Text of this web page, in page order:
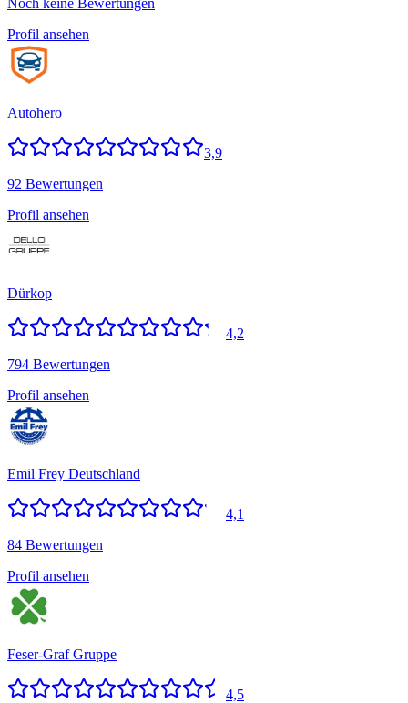
Noch keine Bewertungen
Profil ansehen
Autohero
3,9
92 Bewertungen
Profil ansehen
Dürkop
4,2
794 Bewertungen
Profil ansehen
Emil Frey Deutschland
4,1
84 Bewertungen
Profil ansehen
Feser-Graf Gruppe
4,5